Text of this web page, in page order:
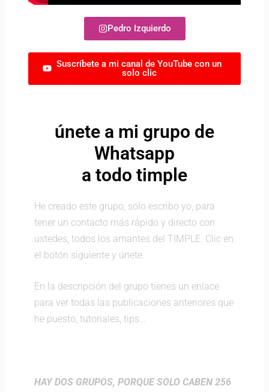
Pedro Izquierdo
Suscríbete a mi canal de YouTube con un
solo clic
únete a mi grupo de
Whatsapp
a todo timple
He creado este grupo, sólo escribo yo, para
tener un contacto más rápido y directo con
ustedes, todos los amantes del TIMPLE. Clic en
el botón siguiente y únete.
En la descripción del grupo tienes un enlace
para ver todas las publicaciones anteriores que
he puesto, tutoriales, tips…
HAY DOS GRUPOS, PORQUE SOLO CABEN 256